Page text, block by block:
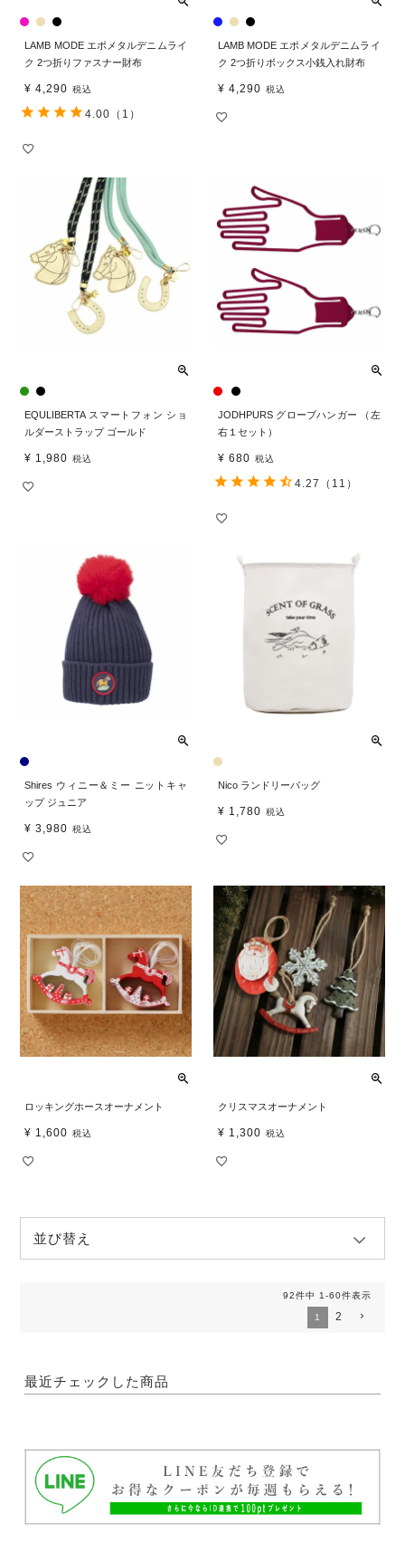
LAMB MODE エポメタルデニムライ
ク 2つ折りファスナー財布
¥ 4,290 税込
4.00 （1）
LAMB MODE エポメタルデニムライ
ク 2つ折りボックス小銭入れ財布
¥ 4,290 税込
EQULIBERTA スマートフォン ショ
ルダーストラップ ゴールド
¥ 1,980 税込
JODHPURS グローブハンガー （左
右１セット）
¥ 680 税込
4.27 （11）
Shires ウィニー＆ミー ニットキャ
ップ ジュニア
¥ 3,980 税込
Nico ランドリーバッグ
¥ 1,780 税込
ロッキングホースオーナメント
¥ 1,600 税込
クリスマスオーナメント
¥ 1,300 税込
並び替え
92件中 1-60件表示
1 2
最近チェックした商品